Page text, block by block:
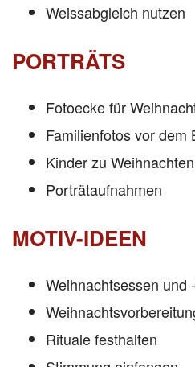
Weissabgleich nutzen
PORTRÄTS
Fotoecke für
Familienfotos vor dem
Kinder zu
Porträtaufnahmen
MOTIV-IDEEN
Weihnachtsessen und
Rituale festhalten